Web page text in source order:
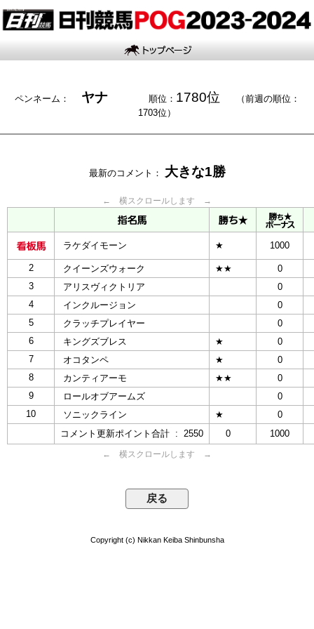
ペンネーム： ヤナ 順位： 1780位
（前週の順位：
1703位）
最新のコメント： 大きな1勝
← 横スクロールします →
ラケダイモーン ★ 1000
2 クイーンズウォーク ★★
0
3
アリスヴィクトリア
0
4
インクルージョン
0
5
クラッチプレイヤー
0
6
キングズブレス ★
0
7
オコタンペ ★
0
8
カンティアーモ ★★
0
9
ロールオブアームズ
0
10
ソニックライン ★
0
コメント更新ポイント合計 : 2550
0 1000
← 横スクロールします →
Copyright (c) Nikkan Keiba Shinbunsha